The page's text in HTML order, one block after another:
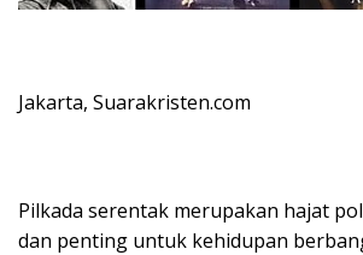
Jakarta, Suarakristen.com
Pilkada serentak merupakan hajat
dan penting untuk kehidupan